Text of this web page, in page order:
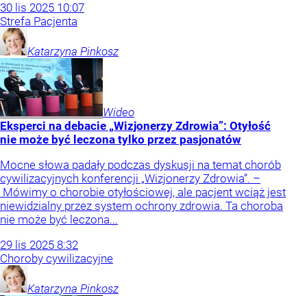
30 lis 2025 10:07
Strefa Pacjenta
Katarzyna Pinkosz
Wideo
Eksperci na debacie „Wizjonerzy Zdrowia”: Otyłość
nie może być leczona tylko przez pasjonatów
Mocne słowa padały podczas dyskusji na temat chorób
cywilizacyjnych konferencji „Wizjonerzy Zdrowia”. –
Mówimy o chorobie otyłościowej, ale pacjent wciąż jest
niewidzialny przez system ochrony zdrowia. Ta choroba
nie może być leczona...
29 lis 2025 8:32
Choroby cywilizacyjne
Katarzyna Pinkosz